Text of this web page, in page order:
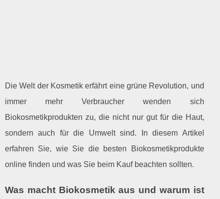
Die Welt der Kosmetik erfährt eine grüne Revolution, und
immer mehr Verbraucher wenden sich
Biokosmetikprodukten zu, die nicht nur gut für die Haut,
sondern auch für die Umwelt sind. In diesem Artikel
erfahren Sie, wie Sie die besten Biokosmetikprodukte
online finden und was Sie beim Kauf beachten sollten.
Was macht Biokosmetik aus und warum ist